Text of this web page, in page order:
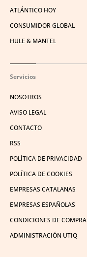
ATLÁNTICO HOY
CONSUMIDOR GLOBAL
HULE & MANTEL
Servicios
NOSOTROS
AVISO LEGAL
CONTACTO
RSS
POLÍTICA DE PRIVACIDAD
POLÍTICA DE COOKIES
EMPRESAS CATALANAS
EMPRESAS ESPAÑOLAS
CONDICIONES DE COMPRA
ADMINISTRACIÓN UTIQ